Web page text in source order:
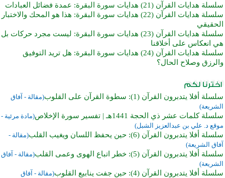
سلسلة هدايات القرآن (21) هدايات سورة البقرة: عمدة فضائل العبادات
سلسلة هدايات القرآن (22) هدايات سورة البقرة: هذا هو المحك والاختبار
الحقيقي
سلسلة هدايات القرآن (23) هدايات سورة البقرة: ليست مجرد حركات بل
هي انعكاس على أخلاقنا
سلسلة هدايات القرآن (24) هدايات سورة البقرة: هل تريد التوفيق
والرزق وصلاح الحال؟
سلسلة أفلا يتدبرون القرآن (1): سطوة القرآن على القلوب
(مقالة - آفاق
الشريعة)
سلسلة كلمات عشر ذي الحجة 1441هـ | تفسير سورة الإخلاص
(مادة مرئية -
موقع د. علي بن عبدالعزيز الشبل)
سلسلة أفلا يتدبرون القرآن (6): حين يحفظ اللسان ويغيب القلب
(مقالة -
آفاق الشريعة)
سلسلة أفلا يتدبرون القرآن (5): خطر اتباع الهوى وعمى القلب
(مقالة - آفاق
الشريعة)
سلسلة أفلا يتدبرون القرآن (4): حين جفت ينابيع القلوب
(مقالة - آفاق